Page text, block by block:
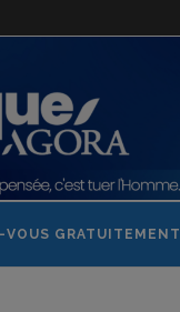
GRATUITEMENT